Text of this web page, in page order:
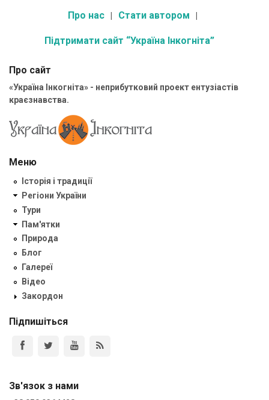
Про нас Стати автором
Підтримати сайт “Україна Інкогніта”
Про сайт
«Україна Інкогніта» - неприбутковий проект ентузіастів
краєзнавства.
Меню
Історія і традиції
Регіони України
Тури
Пам'ятки
Природа
Блог
Галереї
Відео
Закордон
Підпишіться
Зв'язок з нами